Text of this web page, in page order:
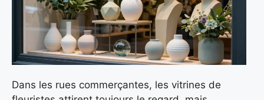
Dans les rues commerçantes, les vitrines de